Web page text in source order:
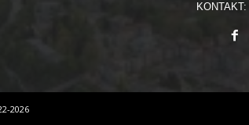
KONTAKT:
2026